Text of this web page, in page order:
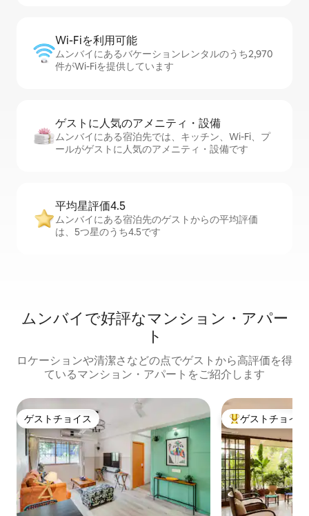
Wi-Fiを利⁠用⁠可⁠能
ムンバイにあるバケーションレンタルのうち2,970
件がWi-Fiを提供しています
ゲストに人⁠気⁠のア⁠メ⁠ニ⁠テ⁠ィ・設⁠備
ムンバイにある宿泊先では、キッチン、Wi-Fi、プ
ールがゲストに人気のアメニティ・設備です
平均星評価4.5
ムンバイにある宿泊先のゲストからの平均評価
は、5つ星のうち4.5です
ムンバイで好評なマンション・アパー
ト
ロケーションや清潔さなどの点でゲストから高評価を得
ているマンション・アパートをご紹介します
ゲストチョイス
ゲストチョイス 大好評のゲスト
ゲストチョイス